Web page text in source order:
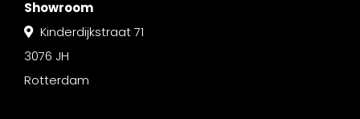
Showroom
Kinderdijkstraat 71
3076 JH
Rotterdam